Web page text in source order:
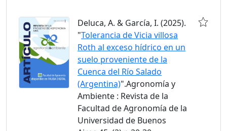
Deluca, A. & García, I. (2025).
"Tolerancia de Vicia villosa
Roth al exceso hídrico en un
suelo proveniente de la
Cuenca del Río Salado
(Argentina)".Agronomía y
Ambiente : Revista de la
Facultad de Agronomía de la
Universidad de Buenos